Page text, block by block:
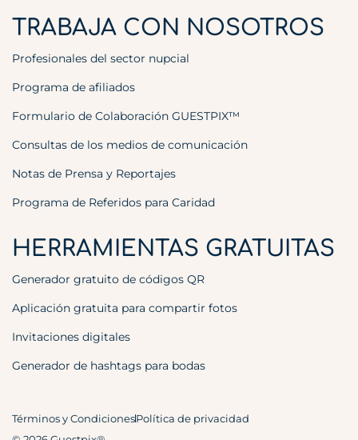
TRABAJA CON NOSOTROS
Profesionales del sector nupcial
Programa de afiliados
Formulario de Colaboración GUESTPIX™
Consultas de los medios de comunicación
Notas de Prensa y Reportajes
Programa de Referidos para Caridad
HERRAMIENTAS GRATUITAS
Generador gratuito de códigos QR
Aplicación gratuita para compartir fotos
Invitaciones digitales
Generador de hashtags para bodas
Términos y CondicionesPolítica de privacidad